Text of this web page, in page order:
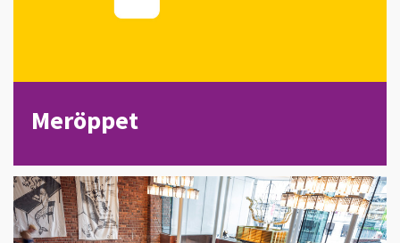
Meröppet